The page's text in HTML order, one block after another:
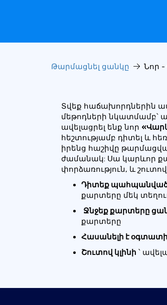
Թարմացնել ցանկը Նոր
Տվեք հաճախորդներին
մեթոդների նկատմամբ՝
ավելացրել ենք նոր
հեշտությամբ դիտել և
իրենց հաշիվը
ժամանակ: Սա կարևոր
փորձառություն, և
Դիտեք
քարտերը մեկ
Ջնջեք քարտերը
քարտերը
Հասանելի է
Շուտով կլինի ՝